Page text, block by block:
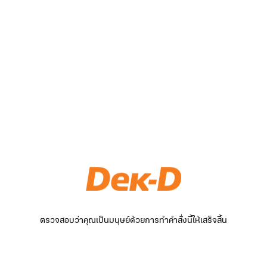
ตรวจสอบว่าคุณเป็นมนุษย์ด้วยการทำคำสั่งนี้ให้เสร็จสิ้น